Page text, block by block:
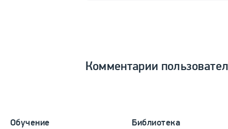
Комментарии
Обучение Библиотека